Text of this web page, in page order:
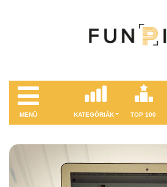
MENÜ KATEGÓRIÁK TOP 100